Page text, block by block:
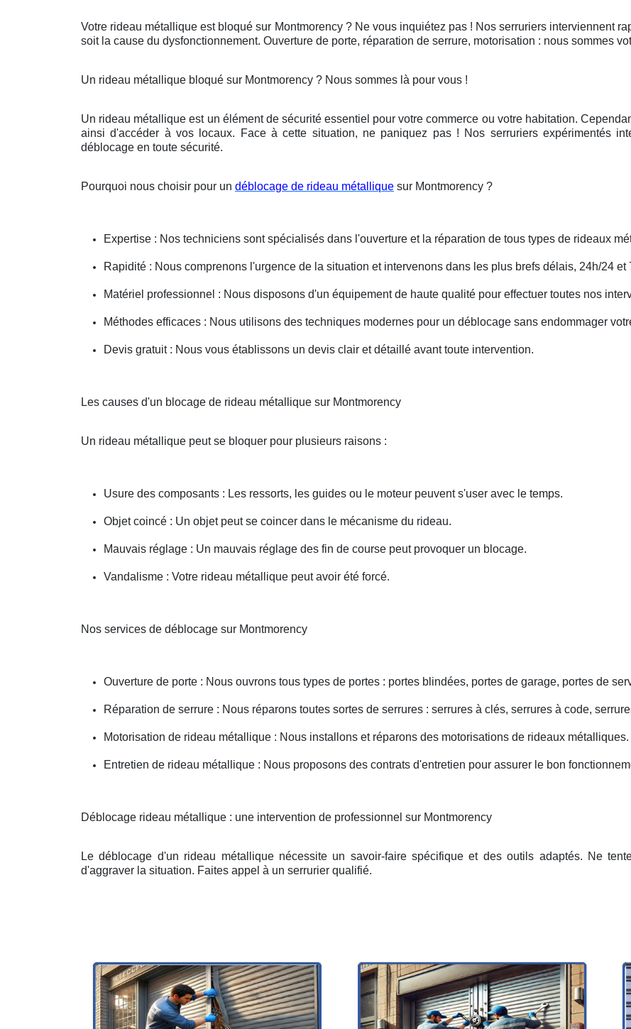
Votre rideau métallique est bloqué sur Montmorency ? Ne vous inquiétez pas ! Nos serruriers interviennent
soit la cause du dysfonctionnement. Ouverture de porte, réparation de serrure, motorisation : nous sommes
Un rideau métallique bloqué sur Montmorency ? Nous sommes là pour vous !
Un rideau métallique est un élément de sécurité essentiel pour votre commerce ou votre habitation.
ainsi d'accéder à vos locaux. Face à cette situation, ne paniquez pas ! Nos serruriers expérimentés
déblocage en toute sécurité.
Pourquoi nous choisir pour un déblocage de rideau métallique sur Montmorency ?
Expertise : Nos techniciens sont spécialisés dans l'ouverture et la réparation de tous types de rideaux
Rapidité : Nous comprenons l'urgence de la situation et intervenons dans les plus brefs délais, 24h/24 et
Matériel professionnel : Nous disposons d'un équipement de haute qualité pour effectuer toutes nos
Méthodes efficaces : Nous utilisons des techniques modernes pour un déblocage sans endommager
Devis gratuit : Nous vous établissons un devis clair et détaillé avant toute intervention.
Les causes d'un blocage de rideau métallique sur Montmorency
Un rideau métallique peut se bloquer pour plusieurs raisons :
Usure des composants : Les ressorts, les guides ou le moteur peuvent s'user avec le temps.
Objet coincé : Un objet peut se coincer dans le mécanisme du rideau.
Mauvais réglage : Un mauvais réglage des fin de course peut provoquer un blocage.
Vandalisme : Votre rideau métallique peut avoir été forcé.
Nos services de déblocage sur Montmorency
Ouverture de porte : Nous ouvrons tous types de portes : portes blindées, portes de garage, portes de
Réparation de serrure : Nous réparons toutes sortes de serrures : serrures à clés, serrures à code,
Motorisation de rideau métallique : Nous installons et réparons des motorisations de rideaux métalliques.
Entretien de rideau métallique : Nous proposons des contrats d'entretien pour assurer le bon
Déblocage rideau métallique : une intervention de professionnel sur Montmorency
Le déblocage d'un rideau métallique nécessite un savoir-faire spécifique et des outils adaptés. Ne
d'aggraver la situation. Faites appel à un serrurier qualifié.